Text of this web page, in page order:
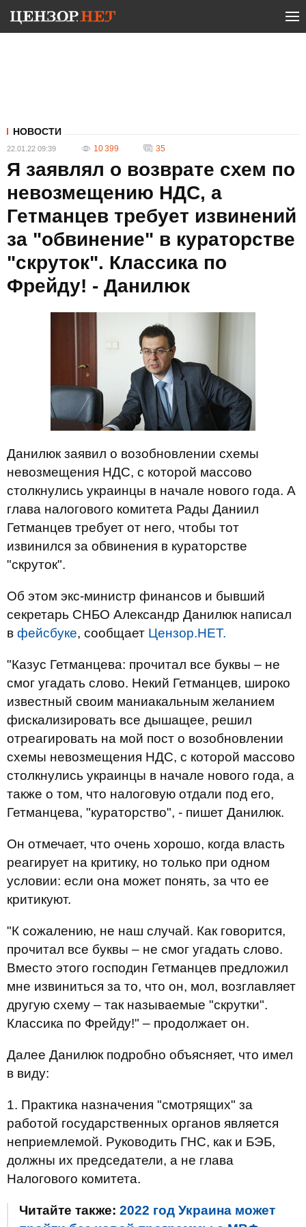
НОВОСТИ
22.01.22 09:39 10 399 35
Я заявлял о возврате схем по
невозмещению НДС, а
Гетманцев требует извинений
за "обвинение" в кураторстве
"скруток". Классика по
Фрейду! - Данилюк
Данилюк заявил о возобновлении схемы
невозмещения НДС, с которой массово
столкнулись украинцы в начале нового года. А
глава налогового комитета Рады Даниил
Гетманцев требует от него, чтобы тот
извинился за обвинения в кураторстве
"скруток".
Об этом экс-министр финансов и бывший
секретарь СНБО Александр Данилюк написал
в фейсбуке, сообщает Цензор.НЕТ.
"Казус Гетманцева: прочитал все буквы – не
смог угадать слово. Некий Гетманцев, широко
известный своим маниакальным желанием
фискализировать все дышащее, решил
отреагировать на мой пост о возобновлении
схемы невозмещения НДС, с которой массово
столкнулись украинцы в начале нового года, а
также о том, что налоговую отдали под его,
Гетманцева, "кураторство", - пишет Данилюк.
Он отмечает, что очень хорошо, когда власть
реагирует на критику, но только при одном
условии: если она может понять, за что ее
критикуют.
"К сожалению, не наш случай. Как говорится,
прочитал все буквы – не смог угадать слово.
Вместо этого господин Гетманцев предложил
мне извиниться за то, что он, мол, возглавляет
другую схему – так называемые "скрутки".
Классика по Фрейду!" – продолжает он.
Далее Данилюк подробно объясняет, что имел
в виду:
1. Практика назначения "смотрящих" за
работой государственных органов является
неприемлемой. Руководить ГНС, как и БЭБ,
должны их председатели, а не глава
Налогового комитета.
Читайте также: 2022 год Украина может